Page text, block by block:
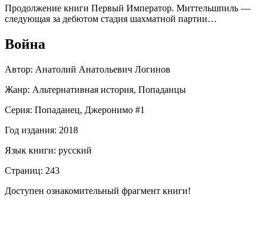
Продолжение книги Первый Император. Миттельшпиль —
следующая за дебютом стадия шахматной партии…
Война
Автор: Анатолий Анатольевич Логинов
Жанр: Альтернативная история, Попаданцы
Серия: Попаданец, Джеронимо #1
Год издания: 2018
Язык книги: русский
Страниц: 243
Доступен ознакомительный фрагмент книги!